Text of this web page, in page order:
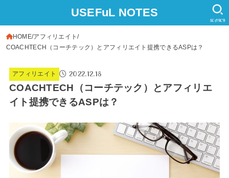
USEFuL NOTES
SEARCH
HOME アフィリエイト
COACHTECH（コーチテック）とアフィリエイト提携できるASPは？
アフィリエイト 2022.12.18
COACHTECH（コーチテック）とアフィリエ
イト提携できるASPは？